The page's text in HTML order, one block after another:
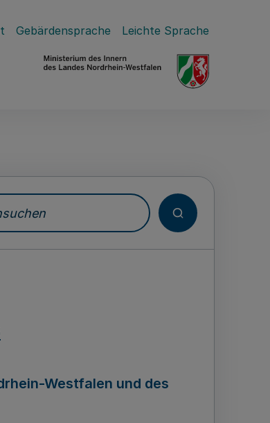
Gebärdensprache Leichte Sprache
Westfalen und des